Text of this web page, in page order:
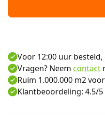
Voor 12:00 uur
Vragen? Neem contact
Ruim 1.000.000 m2
Klantbeoordeling: 4.5/5